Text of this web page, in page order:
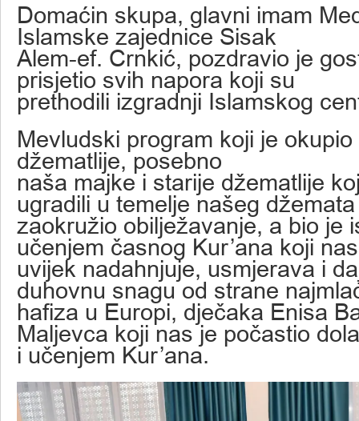
Domaćin skupa, glavni imam
Islamske zajednice Sisak
Alem-ef. Crnkić, pozdravio je
prisjetio svih napora koji su
prethodili izgradnji Islamskog
Mevludski program koji je okupio
džematlije, posebno
naša majke i starije džematlije
ugradili u temelje našeg
zaokružio obilježavanje, a bio je
učenjem časnog Kur’ana koji nas
uvijek nadahnjuje, usmjerava i
duhovnu snagu od strane
hafiza u Europi, dječaka Enisa
Maljevca koji nas je počastio
i učenjem Kur’ana.